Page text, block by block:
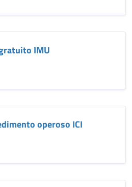
IMU
operoso ICI